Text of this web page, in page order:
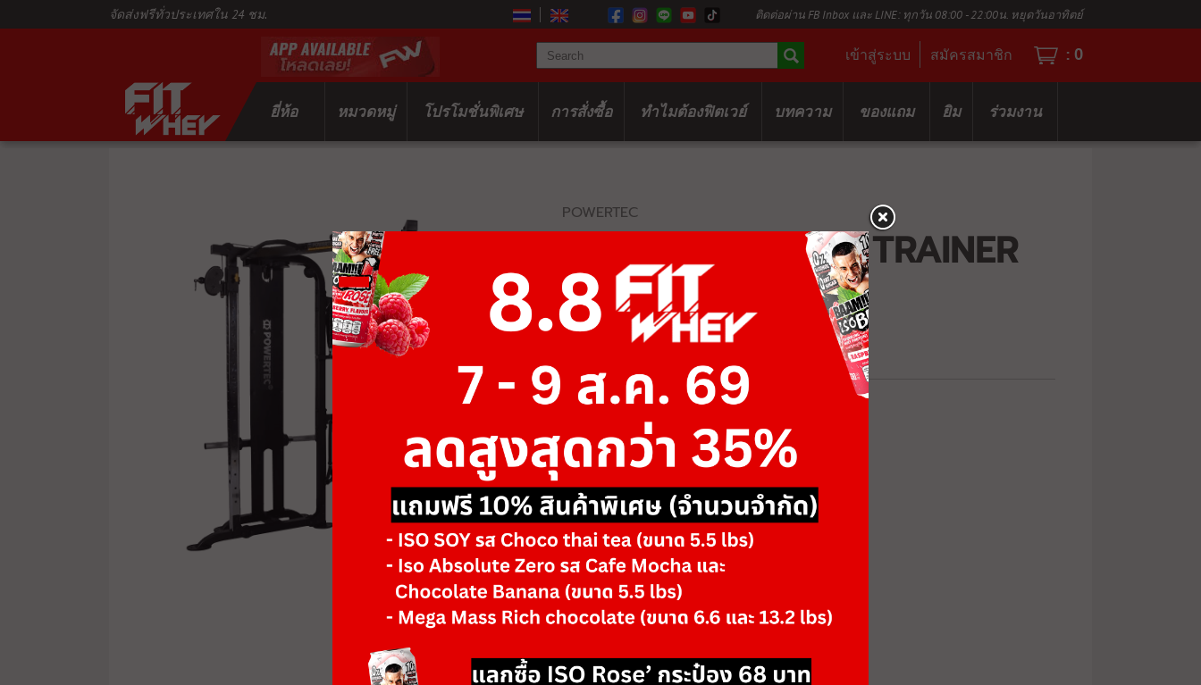
จัดส่งฟรีทั่วประเทศใน 24 ชม. ติดต่อผ่าน FB Inbox และ LINE: ทุกวัน 08:00 - 22:00น. หยุดวันอาทิตย์
เข้าสู่ระบบ สมัครสมาชิก : 0
ยี่ห้อ หมวดหมู่ โปรโมชั่นพิเศษ การสั่งซื้อ ทำไมต้องฟิตเวย์ บทความ ของแถม ยิม ร่วมงาน
POWERTEC
WB FUNCTIONAL TRAINER
DELUXE
฿57,850
ขนาด WB - FTD16
รสชาติ/ตัวเลือก Black
จำนวน - +